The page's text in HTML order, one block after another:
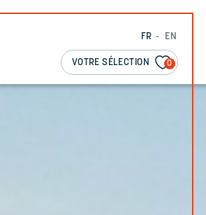
FR EN
VOTRE SÉLECTION 0